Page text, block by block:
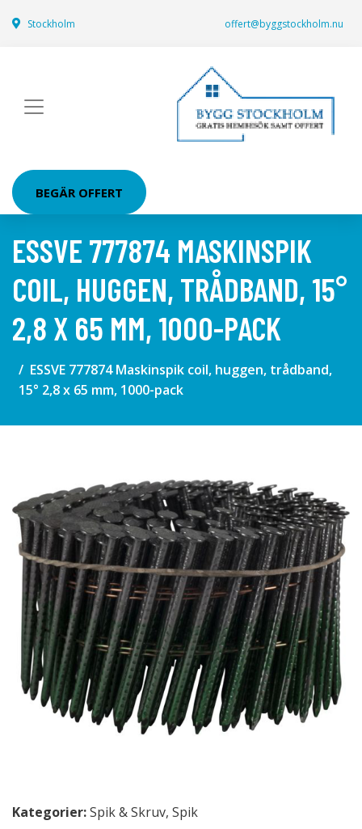
Stockholm offert@byggstockholm.nu
BEGÄR OFFERT
ESSVE 777874 MASKINSPIK
COIL, HUGGEN, TRÅDBAND, 15°
2,8 X 65 MM, 1000-PACK
ESSVE 777874 Maskinspik coil, huggen, trådband,
15° 2,8 x 65 mm, 1000-pack
Kategorier:Spik & Skruv, Spik